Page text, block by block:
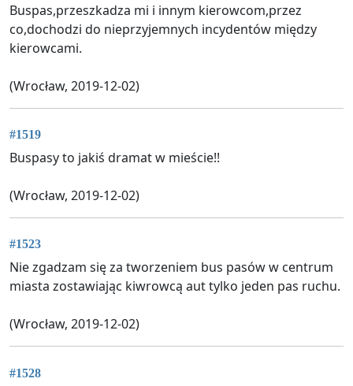
Buspas,przeszkadza mi i innym kierowcom,przez
co,dochodzi do nieprzyjemnych incydentów między
kierowcami.
(Wrocław, 2019-12-02)
#1519
Buspasy to jakiś dramat w mieście!!
(Wrocław, 2019-12-02)
#1523
Nie zgadzam się za tworzeniem bus pasów w centrum
miasta zostawiając kiwrowcą aut tylko jeden pas ruchu.
(Wrocław, 2019-12-02)
#1528